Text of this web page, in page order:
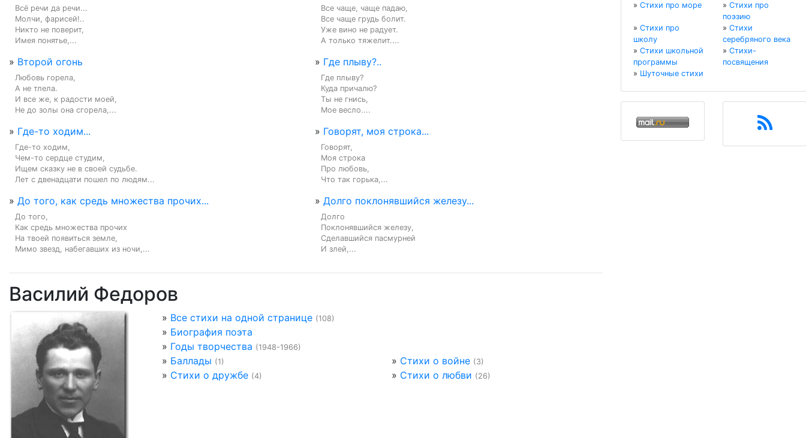
Всё речи да речи...
Молчи, фарисей!..
Никто не поверит,
Имея понятье,...
Все чаще, чаще падаю,
Все чаще грудь болит.
Уже вино не радует.
А только тяжелит....
» Второй огонь
Любовь горела,
А не тлела.
И все же, к радости моей,
Не до золы она сгорела,...
» Где плыву?..
Где плыву?
Куда причалю?
Ты не гнись,
Мое весло....
» Где-то ходим...
Где-то ходим,
Чем-то сердце студим,
Ищем сказку не в своей судьбе.
Лет с двенадцати пошел по людям...
» Говорят, моя строка...
Говорят,
Моя строка
Про любовь,
Что так горька,...
» До того, как средь множества прочих...
До того,
Как средь множества прочих
На твоей появиться земле,
Мимо звезд, набегавших из ночи,...
» Долго поклонявшийся железу...
Долго
Поклонявшийся железу,
Сделавшийся пасмурней
И злей,...
Василий Федоров
» Все стихи на одной странице (108)
» Биография поэта
» Годы творчества (1948-1966)
» Баллады (1) » Стихи о войне (3)
» Стихи о дружбе (4) » Стихи о любви (26)
» Стихи про море » Стихи про
поэзию
» Стихи про
школу
» Стихи
серебряного века
» Стихи школьной
программы
» Стихи-
посвящения
» Шуточные стихи